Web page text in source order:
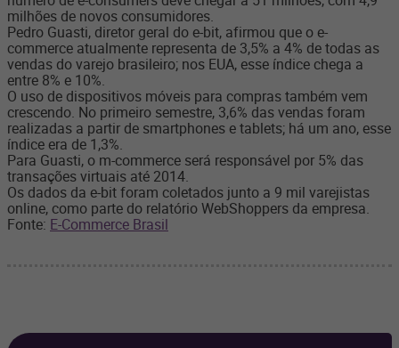
milhões de novos consumidores.
Pedro Guasti, diretor geral do e-bit, afirmou que o e-
commerce atualmente representa de 3,5% a 4% de todas as
vendas do varejo brasileiro; nos EUA, esse índice chega a
entre 8% e 10%.
O uso de dispositivos móveis para compras também vem
crescendo. No primeiro semestre, 3,6% das vendas foram
realizadas a partir de smartphones e tablets; há um ano, esse
índice era de 1,3%.
Para Guasti, o m-commerce será responsável por 5% das
transações virtuais até 2014.
Os dados da e-bit foram coletados junto a 9 mil varejistas
online, como parte do relatório WebShoppers da empresa.
Fonte: E-Commerce Brasil